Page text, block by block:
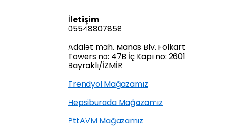
İletişim
05548807858
Adalet mah. Manas Blv. Folkart
Towers no: 47B İç Kapı no: 2601
Bayraklı/İZMİR
Trendyol Mağazamız
Hepsiburada Mağazamız
PttAVM Mağazamız